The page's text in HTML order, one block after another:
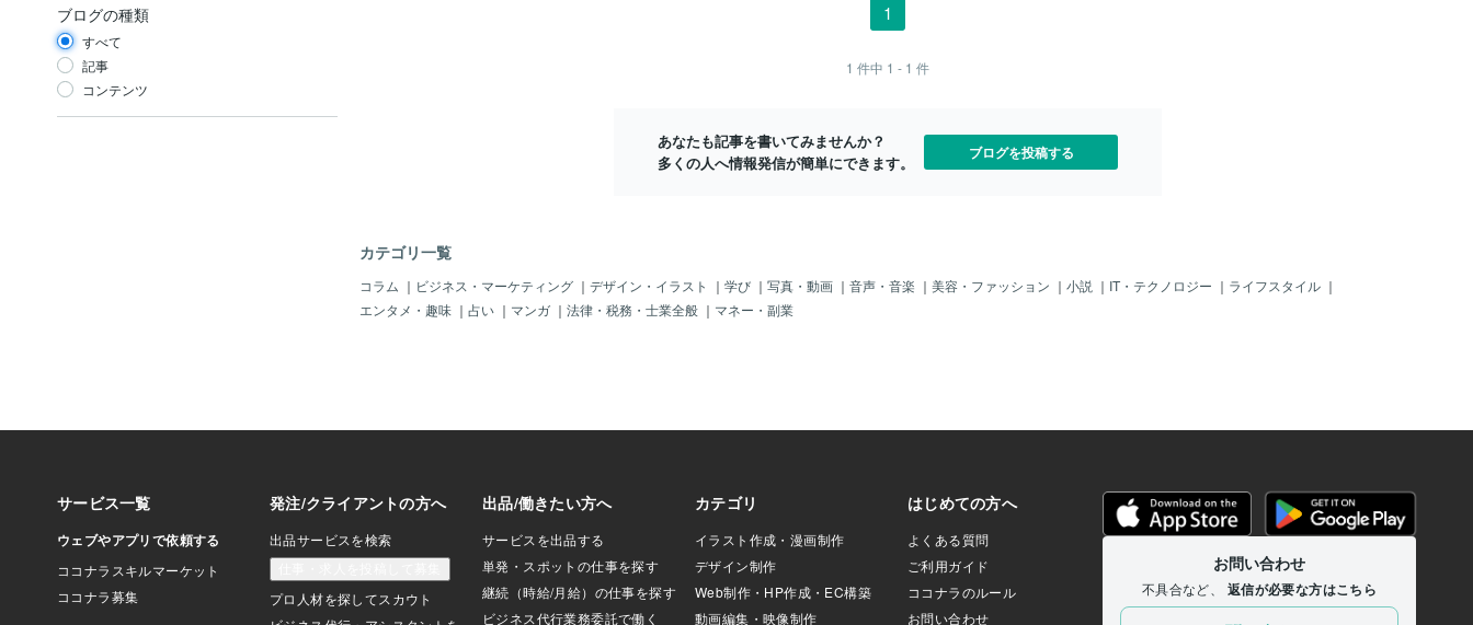
ブログの種類
すべて
記事
コンテンツ
にしてあげる」こと。 手放した瞬間、止
まっていたエネルギーが流れ始め、 あな
た本来の輝きが少しずつ戻ってきます。
あなたの感性も、美しさも、本当はずっ
と失われてはいません。 ただ、疲れや不
が晴れていくと、自然と直感も冴え、 必
要な答えが見え始めるでしょう。 精神の
軸が安定すると、 「どうにかしなけれ
ば」という焦りも静か
1
1 件中 1 - 1 件
あなたも記事を書いてみませんか？
多くの人へ情報発信が簡単にできます。
ブログを投稿する
カテゴリ一覧
コラム ｜ ビジネス・マーケティング ｜ デザイン・イラスト ｜ 学び ｜ 写真・動画 ｜ 音声・音楽 ｜ 美容・ファッション ｜ 小説 ｜ IT・テクノロジー ｜ ライフスタイル ｜
エンタメ・趣味 ｜ 占い ｜ マンガ ｜ 法律・税務・士業全般 ｜ マネー・副業